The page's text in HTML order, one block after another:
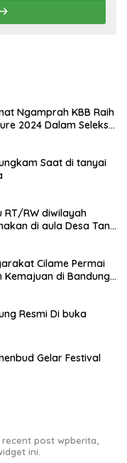
Ngamprah KBB Raih
2024 Dalam Seleksi
Saat di tanyai
RT/RW diwilayah
di aula Desa Tani
Cilame Permai
di Bandung
Resmi Di buka
Gelar Festival
post wpberita,
ini.